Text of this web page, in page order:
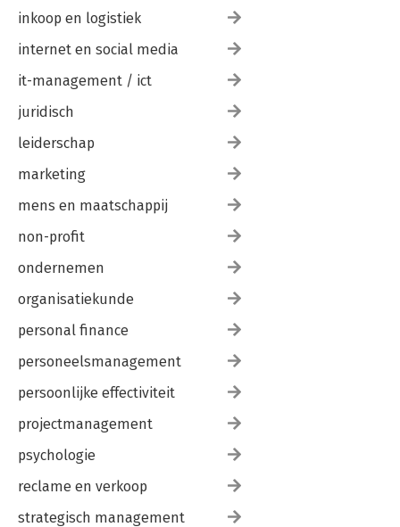
inkoop en logistiek
internet en social media
it-management / ict
juridisch
leiderschap
marketing
mens en maatschappij
non-profit
ondernemen
organisatiekunde
personal finance
personeelsmanagement
persoonlijke effectiviteit
projectmanagement
psychologie
reclame en verkoop
strategisch management